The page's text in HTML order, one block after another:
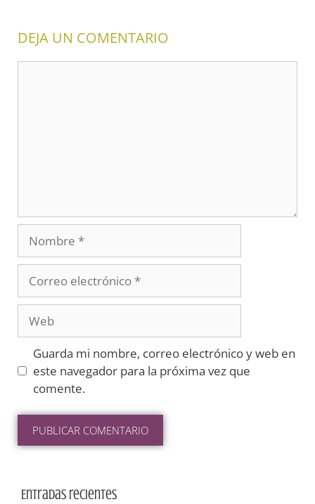
DEJA UN COMENTARIO
Guarda mi nombre, correo electrónico y web en
este navegador para la próxima vez que
comente.
Entradas recientes